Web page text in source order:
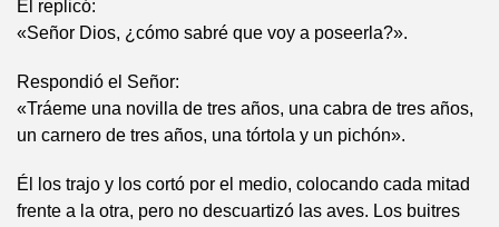
Él replicó:
«Señor Dios, ¿cómo sabré que voy a poseerla?».
Respondió el Señor:
«Tráeme una novilla de tres años, una cabra de tres años,
un carnero de tres años, una tórtola y un pichón».
Él los trajo y los cortó por el medio, colocando cada mitad
frente a la otra, pero no descuartizó las aves. Los buitres